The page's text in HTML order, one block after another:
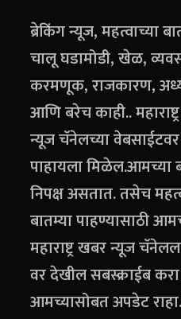
ब्रेकिंग न्यूज, महत्वाच्या
चालू घडामोडी, खेळ,
करमणूक, राजकारण,
आणि बरेच काही..
न्यूज चॅनेलच्या वेबसाईटवर
पाहायला मिळेल.आमच्या
निपक्ष असतात. तसेच
बातम्या पाहण्यासाठी
महाराष्ट्र खबर न्यूज
वर देखील सबस्क्राईब
आमच्यासोबत अपडेट